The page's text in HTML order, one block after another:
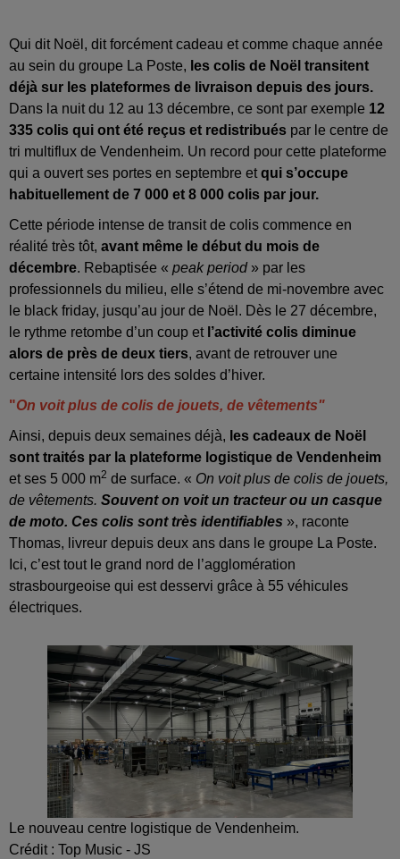
Qui dit Noël, dit forcément cadeau et comme chaque année
au sein du groupe La Poste, les colis de Noël transitent
déjà sur les plateformes de livraison depuis des jours.
Dans la nuit du 12 au 13 décembre, ce sont par exemple 12
335 colis qui ont été reçus et redistribués par le centre de
tri multiflux de Vendenheim. Un record pour cette plateforme
qui a ouvert ses portes en septembre etqui s’occupe
habituellement de 7 000 et 8 000 colis par jour.
Cette période intense de transit de colis commence en
réalité très tôt, avant même le début du mois de
décembre. Rebaptisée « peak period» par les
professionnels du milieu, elle s’étend de mi-novembre avec
le black friday, jusqu’au jour de Noël. Dès le 27 décembre,
le rythme retombe d’un coup et l’activité colis diminue
alors de près de deux tiers, avant de retrouver une
certaine intensité lors des soldes d’hiver.
"On voit plus de colis de jouets, de vêtements"
Ainsi, depuis deux semaines déjà, les cadeaux de Noël
sont traités par la plateforme logistique de Vendenheim
et ses 5 000 m2 de surface. « On voit plus de colis de jouets,
de vêtements. Souvent on voit un tracteur ou un casque
de moto. Ces colis sont très identifiables », raconte
Thomas, livreur depuis deux ans dans le groupe La Poste.
Ici, c’est tout le grand nord de l’agglomération
strasbourgeoise qui est desservi grâce à 55 véhicules
électriques.
Le nouveau centre logistique de Vendenheim.
Crédit : Top Music - JS